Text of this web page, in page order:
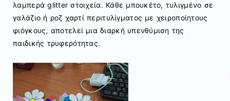
λαμπερά glitter στοιχεία. Κάθε μπουκέτο, τυλιγμένο σε
γαλάζιο ή ροζ χαρτί περιτυλίγματος με χειροποίητους
φιόγκους, αποτελεί μια διαρκή υπενθύμιση της
παιδικής τρυφερότητας.